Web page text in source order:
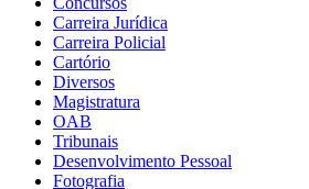
Carreira Jurídica
Carreira Policial
Cartório
Diversos
Magistratura
OAB
Tribunais
Desenvolvimento Pessoal
Fotografia